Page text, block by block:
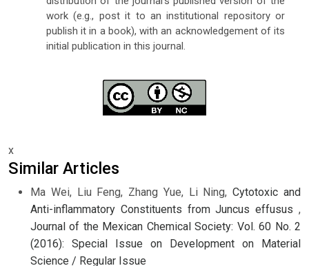
work (e.g., post it to an institutional repository or
publish it in a book), with an acknowledgement of its
initial publication in this journal.
x
Similar Articles
Ma Wei, Liu Feng, Zhang Yue, Li Ning,Cytotoxic and
Anti-inflammatory Constituents from Juncus effusus ,
Journal of the Mexican Chemical Society: Vol. 60 No. 2
(2016): Special Issue on Development on Material
Science / Regular Issue